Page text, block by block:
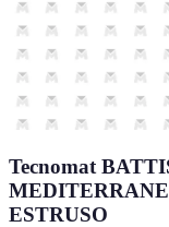
Tecnomat
ESTRUSO